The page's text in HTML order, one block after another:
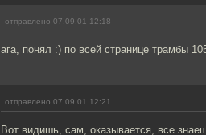
отправлено 07.09.01 12:18
ага, понял :) по всей странице трамбы
отправлено 07.09.01 12:21
Вот видишь, сам, оказывается, все